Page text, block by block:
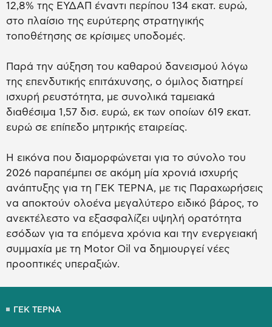
12,8% της ΕΥΔΑΠ έναντι περίπου 134 εκατ. ευρώ,
στο πλαίσιο της ευρύτερης στρατηγικής
τοποθέτησης σε κρίσιμες υποδομές.
Παρά την αύξηση του καθαρού δανεισμού λόγω
της επενδυτικής επιτάχυνσης, ο όμιλος διατηρεί
ισχυρή ρευστότητα, με συνολικά ταμειακά
διαθέσιμα 1,57 δισ. ευρώ, εκ των οποίων 619 εκατ.
ευρώ σε επίπεδο μητρικής εταιρείας.
Η εικόνα που διαμορφώνεται για το σύνολο του
2026 παραπέμπει σε ακόμη μία χρονιά ισχυρής
ανάπτυξης για τη ΓΕΚ ΤΕΡΝΑ, με τις Παραχωρήσεις
να αποκτούν ολοένα μεγαλύτερο ειδικό βάρος, το
ανεκτέλεστο να εξασφαλίζει υψηλή ορατότητα
εσόδων για τα επόμενα χρόνια και την ενεργειακή
συμμαχία με τη Motor Oil να δημιουργεί νέες
προοπτικές υπεραξιών.
ΓΕΚ ΤΕΡΝΑ